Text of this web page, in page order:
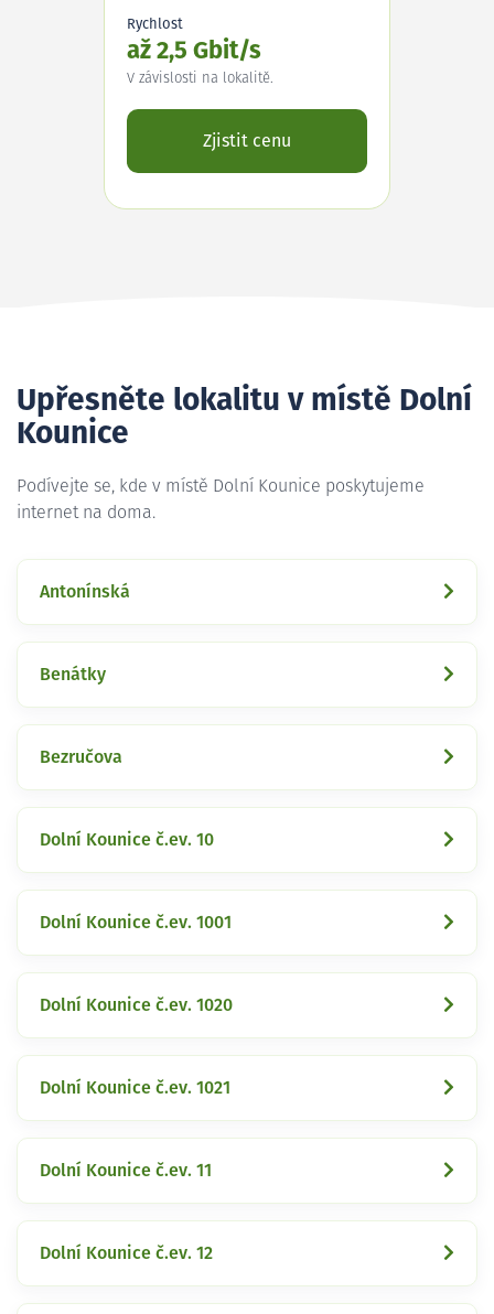
Rychlost
až 2,5 Gbit/s
V závislosti na lokalitě.
Zjistit cenu
Upřesněte lokalitu v místě Dolní
Kounice
Podívejte se, kde v místě Dolní Kounice poskytujeme
internet na doma.
Antonínská
Benátky
Bezručova
Dolní Kounice č.ev. 10
Dolní Kounice č.ev. 1001
Dolní Kounice č.ev. 1020
Dolní Kounice č.ev. 1021
Dolní Kounice č.ev. 11
Dolní Kounice č.ev. 12